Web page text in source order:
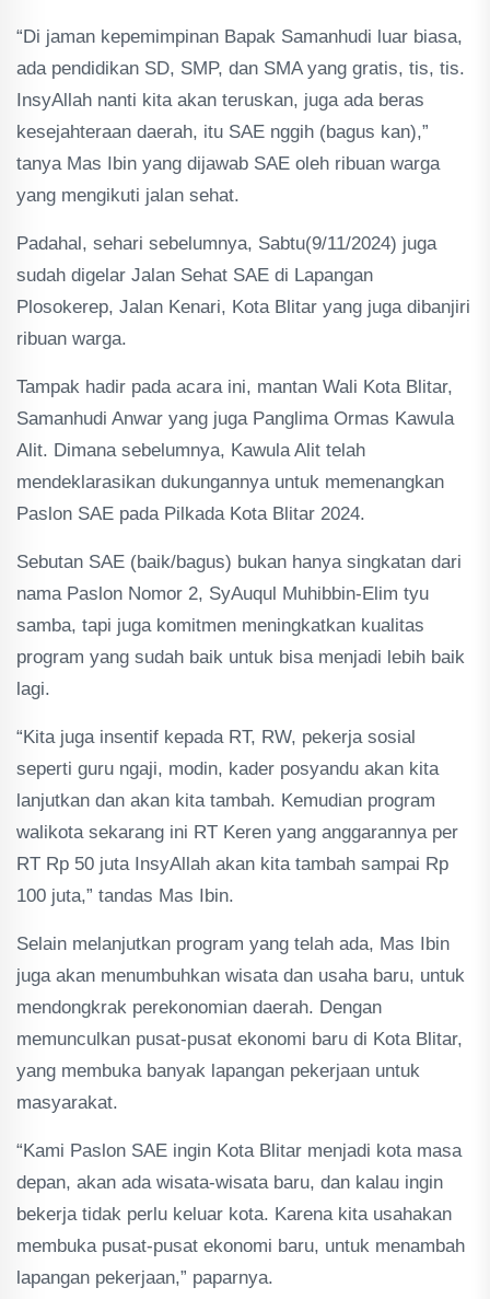
“Di jaman kepemimpinan Bapak Samanhudi luar biasa,
ada pendidikan SD, SMP, dan SMA yang gratis, tis, tis.
InsyAllah nanti kita akan teruskan, juga ada beras
kesejahteraan daerah, itu SAE nggih (bagus kan),”
tanya Mas Ibin yang dijawab SAE oleh ribuan warga
yang mengikuti jalan sehat.
Padahal, sehari sebelumnya, Sabtu(9/11/2024) juga
sudah digelar Jalan Sehat SAE di Lapangan
Plosokerep, Jalan Kenari, Kota Blitar yang juga dibanjiri
ribuan warga.
Tampak hadir pada acara ini, mantan Wali Kota Blitar,
Samanhudi Anwar yang juga Panglima Ormas Kawula
Alit. Dimana sebelumnya, Kawula Alit telah
mendeklarasikan dukungannya untuk memenangkan
Paslon SAE pada Pilkada Kota Blitar 2024.
Sebutan SAE (baik/bagus) bukan hanya singkatan dari
nama Paslon Nomor 2, SyAuqul Muhibbin-Elim tyu
samba, tapi juga komitmen meningkatkan kualitas
program yang sudah baik untuk bisa menjadi lebih baik
lagi.
“Kita juga insentif kepada RT, RW, pekerja sosial
seperti guru ngaji, modin, kader posyandu akan kita
lanjutkan dan akan kita tambah. Kemudian program
walikota sekarang ini RT Keren yang anggarannya per
RT Rp 50 juta InsyAllah akan kita tambah sampai Rp
100 juta,” tandas Mas Ibin.
Selain melanjutkan program yang telah ada, Mas Ibin
juga akan menumbuhkan wisata dan usaha baru, untuk
mendongkrak perekonomian daerah. Dengan
memunculkan pusat-pusat ekonomi baru di Kota Blitar,
yang membuka banyak lapangan pekerjaan untuk
masyarakat.
“Kami Paslon SAE ingin Kota Blitar menjadi kota masa
depan, akan ada wisata-wisata baru, dan kalau ingin
bekerja tidak perlu keluar kota. Karena kita usahakan
membuka pusat-pusat ekonomi baru, untuk menambah
lapangan pekerjaan,” paparnya.